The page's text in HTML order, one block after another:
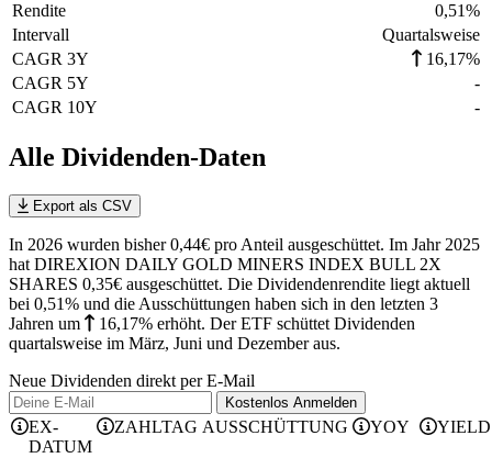
Rendite
0,51%
Intervall
Quartalsweise
CAGR 3Y
16,17%
CAGR 5Y
-
CAGR 10Y
-
Alle Dividenden-Daten
Export als CSV
In 2026 wurden bisher 0,44€ pro Anteil ausgeschüttet. Im Jahr 2025
hat DIREXION DAILY GOLD MINERS INDEX BULL 2X
SHARES 0,35€ ausgeschüttet. Die Dividendenrendite liegt aktuell
bei 0,51% und die Ausschüttungen haben sich in den letzten 3
Jahren um 16,17% erhöht. Der ETF schüttet Dividenden
quartalsweise im März, Juni und Dezember aus.
Neue Dividenden direkt per E-Mail
Kostenlos Anmelden
EX-
DATUM
ZAHLTAG AUSSCHÜTTUNG YOY YIELD